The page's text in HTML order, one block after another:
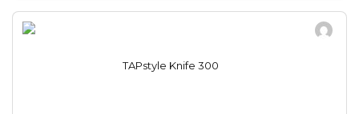
TAPstyle Knife 300